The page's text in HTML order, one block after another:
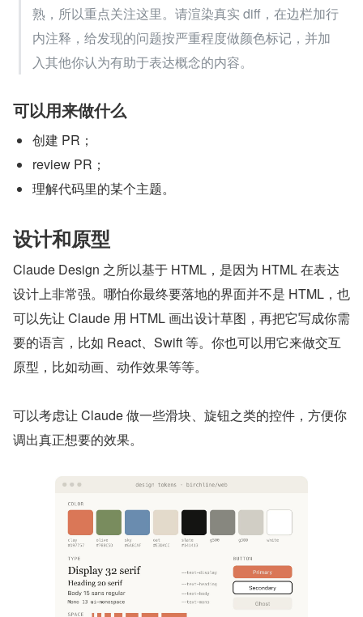
熟，所以重点关注这里。请渲染真实 diff，在边栏加行
内注释，给发现的问题按严重程度做颜色标记，并加
入其他你认为有助于表达概念的内容。
可以用来做什么
创建 PR；
review PR；
理解代码里的某个主题。
设计和原型
Claude Design 之所以基于 HTML，是因为 HTML 在表达
设计上非常强。哪怕你最终要落地的界面并不是 HTML，也
可以先让 Claude 用 HTML 画出设计草图，再把它写成你需
要的语言，比如 React、Swift 等。你也可以用它来做交互
原型，比如动画、动作效果等等。
可以考虑让 Claude 做一些滑块、旋钮之类的控件，方便你
调出真正想要的效果。